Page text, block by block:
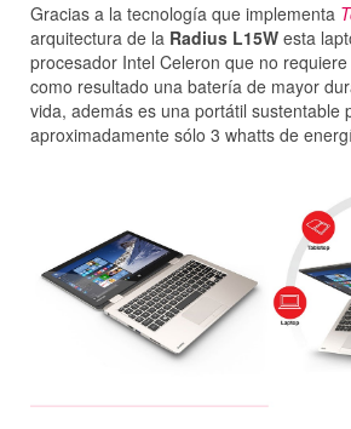
Gracias a la tecnología que implementa
arquitectura de la Radius L15W esta
procesador Intel Celeron que no
como resultado una batería de mayor
vida, además es una portátil sustentable
aproximadamente sólo 3 whatts de